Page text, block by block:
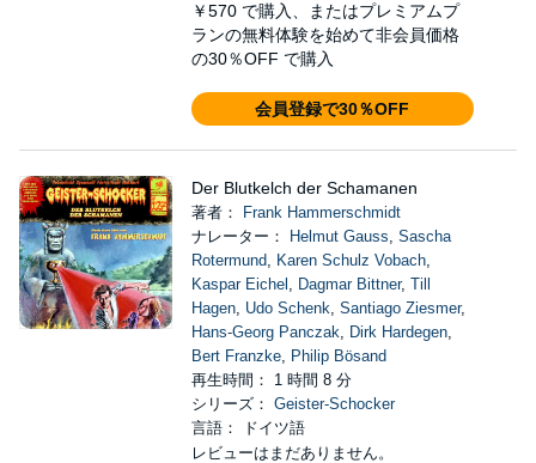
￥570 で購入、またはプレミアムプ
ランの無料体験を始めて非会員価格
の30％OFF で購入
会員登録で30％OFF
Der Blutkelch der Schamanen
著者：
Frank Hammerschmidt
ナレーター：
Helmut Gauss, Sascha
Rotermund, Karen Schulz Vobach,
Kaspar Eichel , Dagmar Bittner, Till
Hagen, Udo Schenk, Santiago Ziesmer,
Hans-Georg Panczak, Dirk Hardegen,
Bert Franzke, Philip Bösand
再生時間： 1 時間 8 分
シリーズ： Geister-Schocker
言語： ドイツ語
レビューはまだありません。